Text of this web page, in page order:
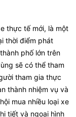
thực tế mới, là một
thời điểm phát
phố lớn trên
sẽ có thể tham
tham gia thực
thành nhiệm vụ và
mua nhiều loại xe
tiết và ngoại hình